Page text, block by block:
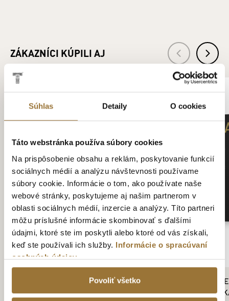
Súhlas Detaily O cookies
Táto webstránka používa súbory cookies
Na prispôsobenie obsahu a reklám, poskytovanie funkcií
sociálnych médií a analýzu návštevnosti používame
súbory cookie. Informácie o tom, ako používate naše
webové stránky, poskytujeme aj našim partnerom v
oblasti sociálnych médií, inzercie a analýzy. Títo partneri
môžu príslušné informácie skombinovať s ďalšími
údajmi, ktoré ste im poskytli alebo ktoré od vás získali,
keď ste používali ich služby. Informácie o spracúvaní
osobných údajov
Povoliť všetko
ZÁKAZNÍCI KÚPILI AJ
TATRATEA 35 % BYLINNÝ 0,7 L
14.29€
DARČEKOVÉ
ORIGINÁL S